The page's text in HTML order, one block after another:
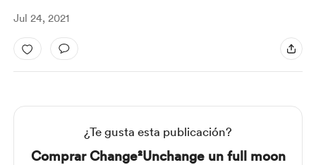
Jul 24, 2021
¿Te gusta esta publicación?
Comprar Change²Unchange un full moon